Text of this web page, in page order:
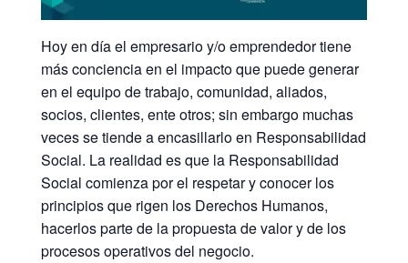
Hoy en día el empresario y/o emprendedor tiene
más conciencia en el impacto que puede generar
en el equipo de trabajo, comunidad, aliados,
socios, clientes, ente otros; sin embargo muchas
veces se tiende a encasillarlo en Responsabilidad
Social. La realidad es que la Responsabilidad
Social comienza por el respetar y conocer los
principios que rigen los Derechos Humanos,
hacerlos parte de la propuesta de valor y de los
procesos operativos del negocio.